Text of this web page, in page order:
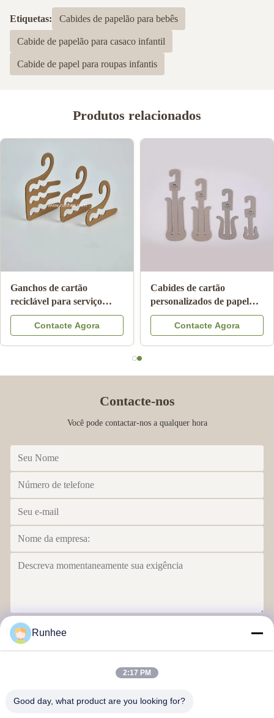
Etiquetas: Cabides de papelão para bebês
Cabide de papelão para casaco infantil
Cabide de papel para roupas infantis
Produtos relacionados
Cabide de roupa de cartão
biodegradável Ecológico
Cabides de cartão para
adultosContacte Agora
Cabides de roupa interior
em cartão com certificação
ISO9001 FSC SGS, com
papel 100% reciclado para
Contacte Agora
Contacte-nos
Você pode contactar-nos a qualquer hora
Runhee
2:17 PM
Good day, what product are you looking for?